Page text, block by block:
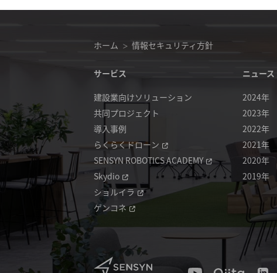
ホーム 情報セキュリティ方針
サービス
建設業向けソリューション
共同プロジェクト
導入事例
らくらくドローン
SENSYN ROBOTICS ACADEMY
Skydio
ショルイラ
ゲンコネ
ニュース
2024年
2023年
2022年
2021年
2020年
2019年